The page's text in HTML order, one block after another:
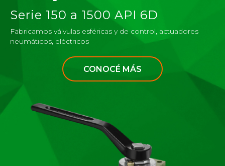
Productos
Catálogos
Contacto
Serie 150 a 1500 API 6D
Fabricamos válvulas esféricas y de control, actuadores
neumáticos, eléctricos
CONOCÉ MÁS